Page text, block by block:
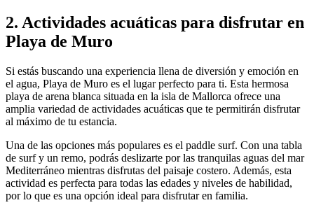
2. Actividades acuáticas para disfrutar en
Playa de Muro
Si estás buscando una experiencia llena de diversión y emoción en
el agua, Playa de Muro es el lugar perfecto para ti. Esta hermosa
playa de arena blanca situada en la isla de Mallorca ofrece una
amplia variedad de actividades acuáticas que te permitirán disfrutar
al máximo de tu estancia.
Una de las opciones más populares es el paddle surf. Con una tabla
de surf y un remo, podrás deslizarte por las tranquilas aguas del mar
Mediterráneo mientras disfrutas del paisaje costero. Además, esta
actividad es perfecta para todas las edades y niveles de habilidad,
por lo que es una opción ideal para disfrutar en familia.